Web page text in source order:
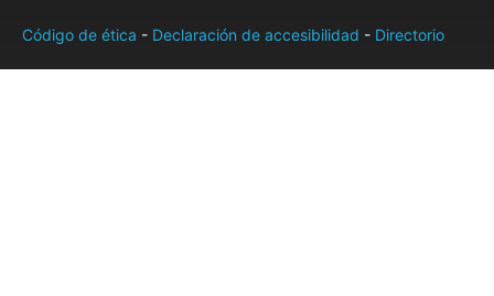
Código de ética - Declaración de accesibilidad - Directorio